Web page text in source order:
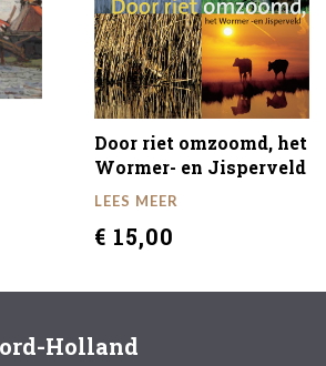
Door riet omzoomd, het
Wormer- en Jisperveld
LEES MEER
€ 15,00
Holland